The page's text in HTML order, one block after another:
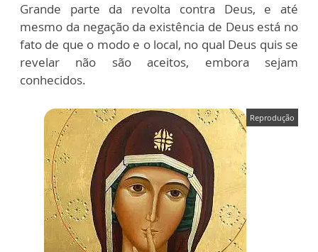
Grande parte da revolta contra Deus, e até
mesmo da negação da existência de Deus está no
fato de que o modo e o local, no qual Deus quis se
revelar não são aceitos, embora sejam
conhecidos.
Reprodução